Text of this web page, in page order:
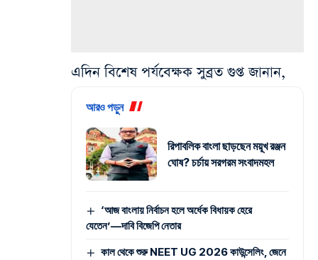
এদিন বিশেষ পর্যবেক্ষক সুব্রত গুপ্ত জানান,
আরও পড়ুন
রিপাবলিক বাংলা ছাড়ছেন ময়ূখ রঞ্জন
ঘোষ? চর্চায় সরগরম সংবাদমহল
‘আজ বাংলায় নির্বাচন হলে অর্ধেক বিধায়ক হেরে
যেতেন’—দাবি বিজেপি নেতার
কাল থেকে শুরু NEET UG 2026 কাউন্সেলিং, জেনে